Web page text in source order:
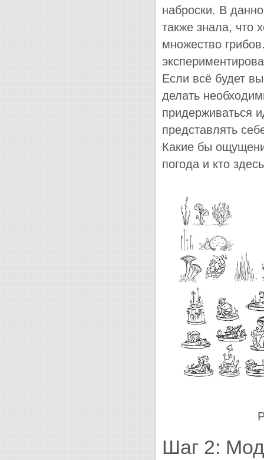
наброски. В
также знала, что
множество
Если всё будет
делать
придерживаться
представлять
Какие бы
погода и кто
Шаг 2: